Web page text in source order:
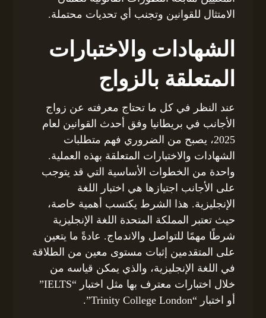
الامتثال للقوانين وتجنب أي تحديات محتملة.
الشهادات والاختبارات
المتعلقة بالزواج
عند النظر في كل ما تحتاج معرفته عن زواج
الأجانب في بريطانيا وفق أحدث القوانين لعام
2025، يصبح من الضروري فهم متطلبات
الشهادات والاختبارات المتعلقة بهذه العملية.
واحدة من الخطوات الأساسية التي قد يتوجب
على الأجانب اجتيازها هي اختبار اللغة
الإنجليزية. هذا الشرط يكتسب أهمية خاصة،
حيث تعتبر المملكة المتحدة اللغة الإنجليزية
شرطًا مهمًا للتواصل والاندماج. عادةً ما يتعين
على المتقدمين إثبات مستوى معين من الطلاقة
في اللغة الإنجليزية، والذي يمكن قياسه من
خلال اختبارات معترف بها مثل اختبار “IELTS”
أو اختبار “Trinity College London”.